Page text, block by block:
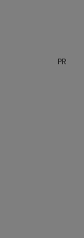
PR